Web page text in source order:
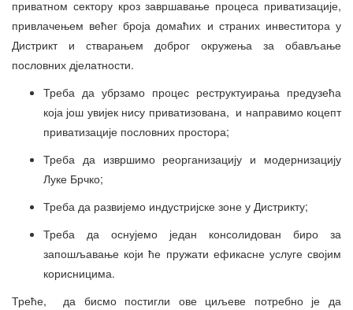
приватном сектору кроз завршавање процеса приватизације,
привлачењем већег броја домаћих и страних инвеститора у
Дистрикт и стварањем доброг окружења за обављање
пословних дјелатности.
Треба да убрзамо процес реструктуирања предузећа
која још увијек нису приватизована, и направимо коцепт
приватизације пословних простора;
Треба да извршимо реорганизацију и модернизацију
Луке Брчко;
Треба да развијемо индустријске зоне у Дистрикту;
Треба да оснујемо један консолидован биро за
запошљавање који ће пружати ефикасне услуге својим
корисницима.
Треће, да бисмо постигли ове циљеве потребно је да